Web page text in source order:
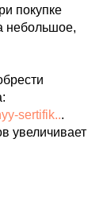
покупке
небольшое,
sertifik...
увеличивает